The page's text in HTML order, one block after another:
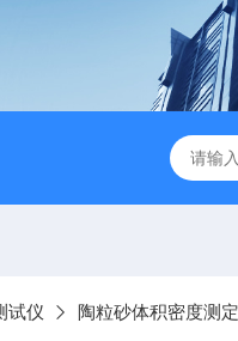
800端子高低温循环测
试仪 陶粒砂体积密度测